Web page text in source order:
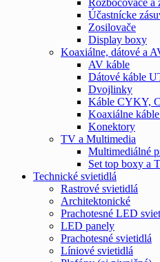
Účastnícke
Zosilovače
Display boxy
Koaxiálne, dátové a
AV káble
Dátové káble
Dvojlinky
Káble CYKY,
Koaxiálne
Konektory
TV a Multimedia
Multimediálné
Set top boxy a
Technické svietidlá
Rastrové svietidlá
Architektonické
Prachotesné LED
LED panely
Prachotesné svietidlá
Líniové svietidlá